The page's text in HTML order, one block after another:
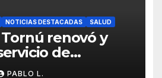
NOTICIAS DESTACADAS SALUD
renovó y
de
en
PABLO L.